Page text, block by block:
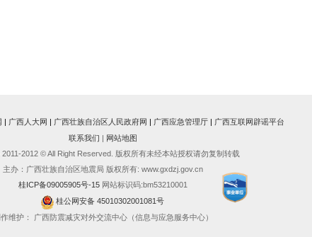
| 广西人大网 | 广西壮族自治区人民政府网 | 广西应急管理厅| 广西互联网辟谣平台
联系我们
网站地图
2011-2012 © All Right Reserved. 版权所有未经本站授权请勿复制转载
主办：广西壮族自治区地震局 版权所有: www.gxdzj.gov.cn
桂ICP备09005905号-15 网站标识码:bm53210001
桂公网安备 45010302001081号
维护： 广西防震减灾对外交流中心（信息与应急服务中心）